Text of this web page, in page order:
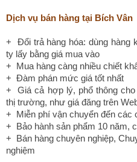
Dịch vụ bán hàng tại Bích Vân
+ Đổi trả hàng hóa: dùng hàng
ty lấy bằng giá mua vào
+ Mua hàng càng nhiều chiết
+ Đàm phán mức giá tốt nhất
+ Giá cả hợp lý, phổ thông
thị trường, như giá đăng trên
+ Miễn phí vận chuyển đến các
+ Bảo hành sản phẩm 10 năm,
+ Bán hàng chuyên nghiệp,
nghiệm